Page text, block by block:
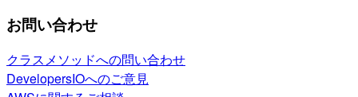
お問い合わせ
クラスメソッドへの問い合わせ
DevelopersIOへのご意見